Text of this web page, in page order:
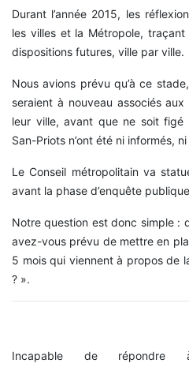
Durant l’année 2015, les
les villes et la Métropole,
dispositions futures, ville par ville.
Nous avions prévu qu’à ce
seraient à nouveau associés
leur ville, avant que ne soit figé
San-Priots n’ont été ni informés,
Le Conseil métropolitain va
avant la phase d’enquête
Notre question est donc simple :
avez-vous prévu de mettre en
5 mois qui viennent à propos de
? ».
Incapable de